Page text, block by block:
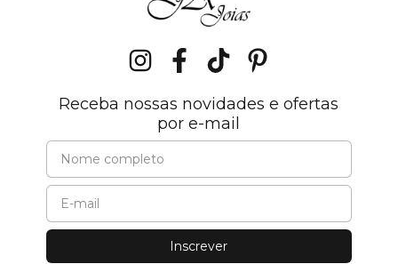
Receba nossas novidades e ofertas
por e-mail